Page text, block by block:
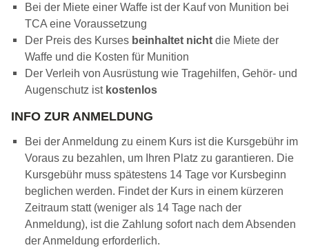
Bei der Miete einer Waffe ist der Kauf von Munition bei
TCA eine Voraussetzung
Der Preis des Kurses beinhaltet nicht die Miete der
Waffe und die Kosten für Munition
Der Verleih von Ausrüstung wie Tragehilfen, Gehör- und
Augenschutz ist kostenlos
INFO ZUR ANMELDUNG
Bei der Anmeldung zu einem Kurs ist die Kursgebühr im
Voraus zu bezahlen, um Ihren Platz zu garantieren. Die
Kursgebühr muss spätestens 14 Tage vor Kursbeginn
beglichen werden. Findet der Kurs in einem kürzeren
Zeitraum statt (weniger als 14 Tage nach der
Anmeldung), ist die Zahlung sofort nach dem Absenden
der Anmeldung erforderlich.